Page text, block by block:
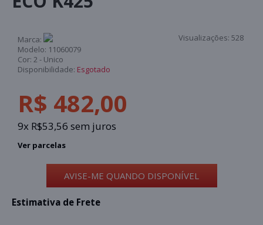
Visualizações: 528
Marca:
Modelo: 11060079
Cor: 2 - Unico
Disponibilidade: Esgotado
R$ 482,00
9x R$53,56 sem juros
Ver parcelas
AVISE-ME QUANDO DISPONÍVEL
Estimativa de Frete